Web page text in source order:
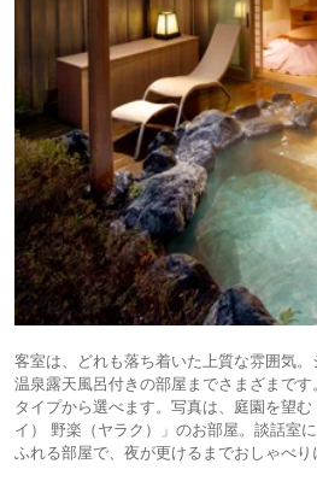
客室は、どれも落ち着いた上質な雰囲気
温泉露天風呂付きの部屋までさまざまで
タイプから選べます。写真は、庭園を望
イ） 野楽（ヤラク）」のお部屋。談話室
ふれる部屋で、夜が更けるまでおしゃべり